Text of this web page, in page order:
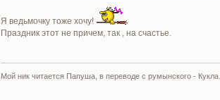
Я ведьмочку тоже хочу!
Праздник этот не причем, так , на счастье.
Мой ник читается Папуша, в переводе с румынского - Кукла.